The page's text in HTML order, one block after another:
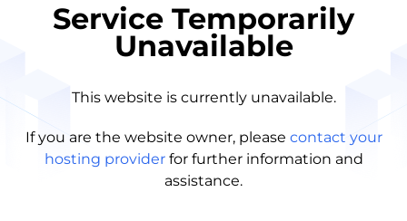
Service Temporarily
Unavailable
This website is currently unavailable.
If you are the website owner, please contact your
hosting provider for further information and
assistance.